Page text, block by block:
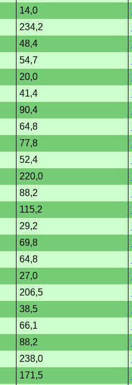
14,0
234,2
48,4
54,7
20,0
41,4
90,4
64,8
77,8
52,4
220,0
88,2
115,2
29,2
69,8
64,8
27,0
206,5
38,5
66,1
88,2
238,0
171,5